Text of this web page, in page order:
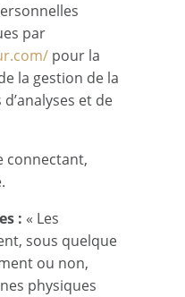
par
pour la
la gestion de la
et de
connectant,
: « Les
sous quelque
ou non,
physiques